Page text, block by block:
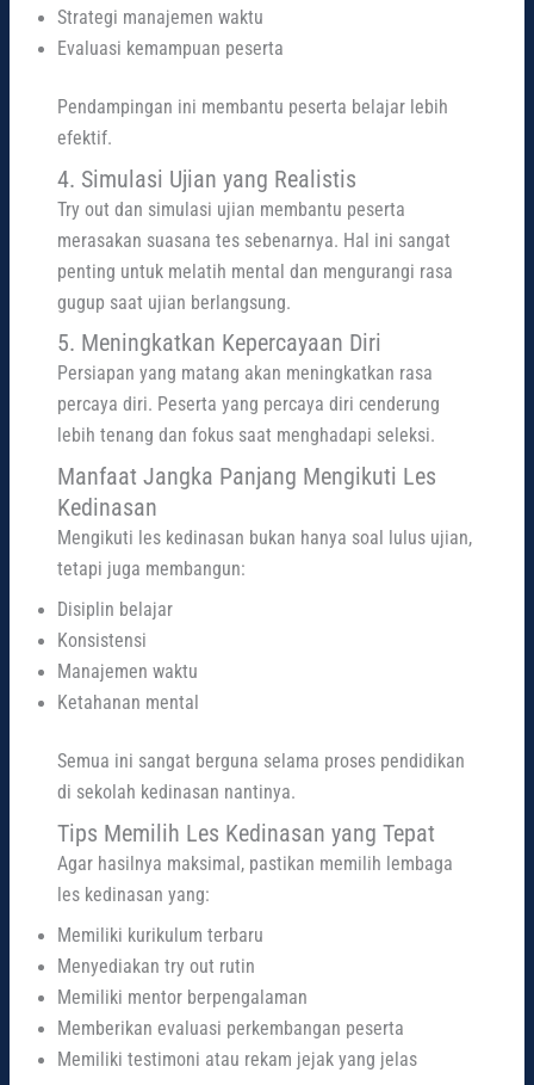
Strategi manajemen waktu
Evaluasi kemampuan peserta
Pendampingan ini membantu peserta belajar lebih
efektif.
4. Simulasi Ujian yang Realistis
Try out dan simulasi ujian membantu peserta
merasakan suasana tes sebenarnya. Hal ini sangat
penting untuk melatih mental dan mengurangi rasa
gugup saat ujian berlangsung.
5. Meningkatkan Kepercayaan Diri
Persiapan yang matang akan meningkatkan rasa
percaya diri. Peserta yang percaya diri cenderung
lebih tenang dan fokus saat menghadapi seleksi.
Manfaat Jangka Panjang Mengikuti Les
Kedinasan
Mengikuti les kedinasan bukan hanya soal lulus ujian,
tetapi juga membangun:
Disiplin belajar
Konsistensi
Manajemen waktu
Ketahanan mental
Semua ini sangat berguna selama proses pendidikan
di sekolah kedinasan nantinya.
Tips Memilih Les Kedinasan yang Tepat
Agar hasilnya maksimal, pastikan memilih lembaga
les kedinasan yang:
Memiliki kurikulum terbaru
Menyediakan try out rutin
Memiliki mentor berpengalaman
Memberikan evaluasi perkembangan peserta
Memiliki testimoni atau rekam jejak yang jelas